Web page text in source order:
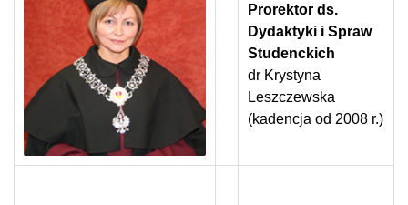
Prorektor ds.
Dydaktyki i Spraw
Studenckich
dr Krystyna
Leszczewska
(kadencja od 2008 r.)